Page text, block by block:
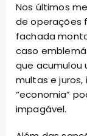
Nos últimos
de operações
fachada
caso
que acumulou
multas e
“economia”
impagável.